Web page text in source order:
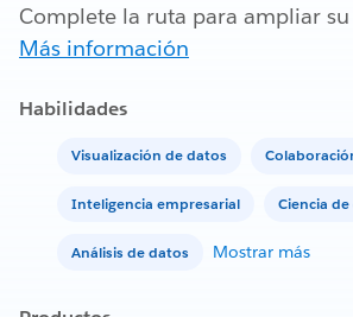
Complete la ruta para ampliar
Más información
Habilidades
Visualización de datos
Inteligencia empresarial Ciencia
Análisis de datos Mostrar más